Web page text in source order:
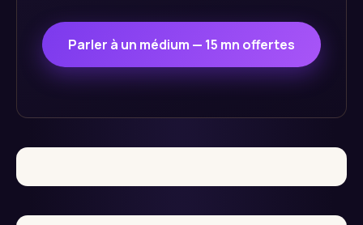
Parler à un médium — 15 mn offertes